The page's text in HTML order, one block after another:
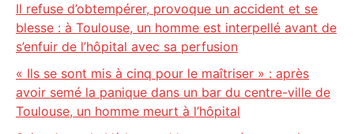
Il refuse d’obtempérer, provoque un accident et se
blesse : à Toulouse, un homme est interpellé avant de
s’enfuir de l’hôpital avec sa perfusion
« Ils se sont mis à cinq pour le maîtriser » : après
avoir semé la panique dans un bar du centre-ville de
Toulouse, un homme meurt à l’hôpital